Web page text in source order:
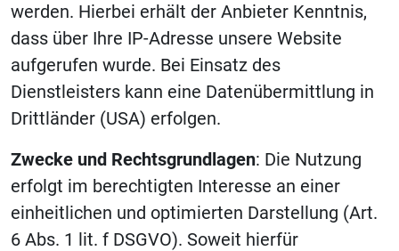
werden. Hierbei erhält der Anbieter Kenntnis,
dass über Ihre IP-Adresse unsere Website
aufgerufen wurde. Bei Einsatz des
Dienstleisters kann eine Datenübermittlung in
Drittländer (USA) erfolgen.
Zwecke und Rechtsgrundlagen: Die Nutzung
erfolgt im berechtigten Interesse an einer
einheitlichen und optimierten Darstellung (Art.
6 Abs. 1 lit. f DSGVO). Soweit hierfür